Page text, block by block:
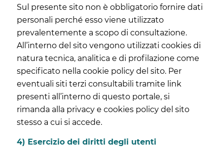
Sul presente sito non è obbligatorio fornire dati
personali perché esso viene utilizzato
prevalentemente a scopo di consultazione.
All’interno del sito vengono utilizzati cookies di
natura tecnica, analitica e di profilazione come
specificato nella cookie policy del sito. Per
eventuali siti terzi consultabili tramite link
presenti all’interno di questo portale, si
rimanda alla privacy e cookies policy del sito
stesso a cui si accede.
4) Esercizio dei diritti degli utenti